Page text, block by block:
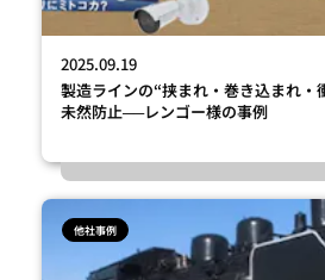
2025.09.19
製造ラインの“挟まれ・巻き込まれ・
未然防止──レンゴー様の事例
他社事例